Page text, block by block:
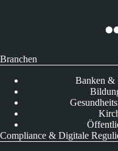
Branchen
Banken &
Compliance & Digitale